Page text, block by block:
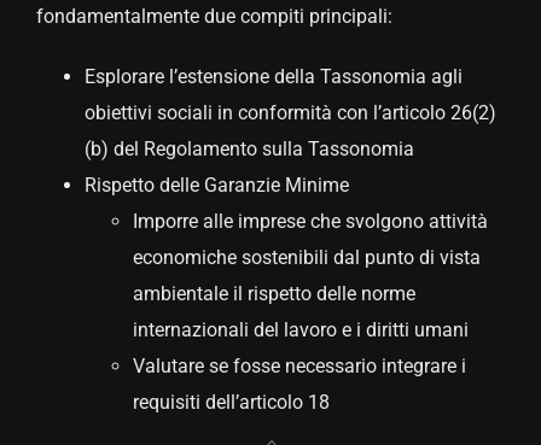
fondamentalmente due compiti principali:
Esplorare l’estensione della Tassonomia agli
obiettivi sociali in conformità con l’articolo 26(2)
(b) del Regolamento sulla Tassonomia
Rispetto delle Garanzie Minime
Imporre alle imprese che svolgono attività
economiche sostenibili dal punto di vista
ambientale il rispetto delle norme
internazionali del lavoro e i diritti umani
Valutare se fosse necessario integrare i
requisiti dell’articolo 18